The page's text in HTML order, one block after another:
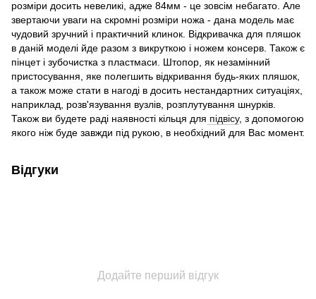
розміри досить невеликі, адже 84мм - це зовсім небагато. Але
звертаючи уваги на скромні розміри ножа - дана модель має
чудовий зручний і практичний клинок. Відкривачка для пляшок
в даній моделі йде разом з викруткою і ножем консерв. Також є
пінцет і зубочистка з пластмаси. Штопор, як незамінний
пристосування, яке полегшить відкривання будь-яких пляшок,
а також може стати в нагоді в досить нестандартних ситуаціях,
наприклад, розв'язування вузлів, розплутування шнурків.
Також ви будете раді наявності кільця для підвісу, з допомогою
якого ніж буде завжди під рукою, в необхідний для Вас момент.
Відгуки
Додайте перший відгук